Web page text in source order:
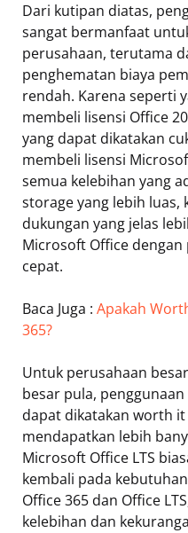
Dari kutipan diatas,
sangat bermanfaat
perusahaan, terutama
penghematan biaya
rendah. Karena seperti
membeli lisensi Office
yang dapat dikatakan
membeli lisensi
semua kelebihan yang
storage yang lebih luas,
dukungan yang jelas
Microsoft Office
cepat.
Baca Juga : Apakah
365?
Untuk perusahaan
besar pula,
dapat dikatakan worth
mendapatkan lebih
Microsoft Office LTS
kembali pada
Office 365 dan Office
kelebihan dan